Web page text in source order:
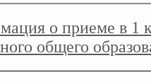
о приеме в
общего